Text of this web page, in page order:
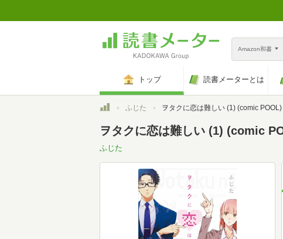
Amazon和書
トップ 読書メーターとは
トップふじた ヲタクに恋は難しい (1) (comic POOL)
ヲタクに恋は難しい (1) (comic
ふじた